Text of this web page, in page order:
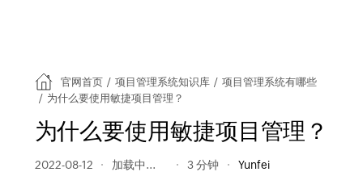
官网首页 / 项目管理系统知识库 / 项目管理系统有哪些
/ 为什么要使用敏捷项目管理？
为什么要使用敏捷项目管理？
2022-08-12 497 阅读量 3 分钟 Yunfei